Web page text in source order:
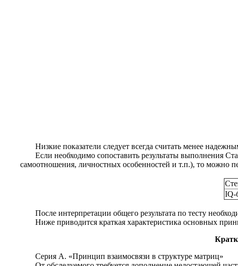
Низкие показатели следует всегда считать менее
Если необходимо сопоставить результаты выполнения
самоотношения, личностных особенностей и т.п.), то можно
IQ-
После интерпретации общего результата по тесту
Ниже приводится краткая характеристика основных
Серия А. «Принцип взаимосвязи в структуре матриц»